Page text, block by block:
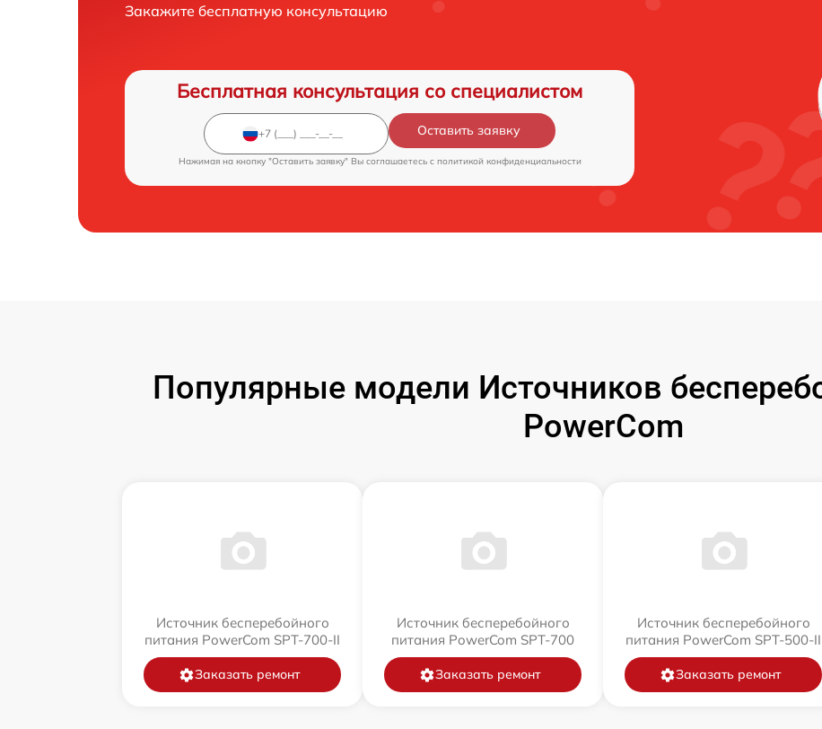
Закажите бесплатную консультацию
Бесплатная консультация со специалистом
Оставить заявку
Нажимая на кнопку "Оставить заявку" Вы соглашаетесь c политикой конфиденциальности
Популярные модели Источников
PowerCom
Источник бесперебойного
питания PowerCom SPT-700-II
Заказать ремонт
Источник бесперебойного
питания PowerCom SPT-700
Заказать ремонт
Источник бесперебойного
питания PowerCom SPT-500-II
Заказать ремонт